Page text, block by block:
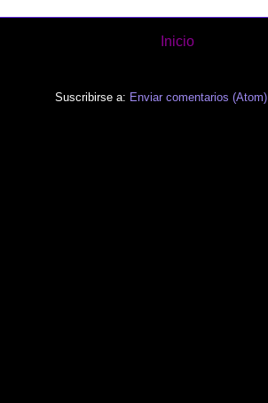
Inicio
Suscribirse a: Enviar comentarios (Atom)